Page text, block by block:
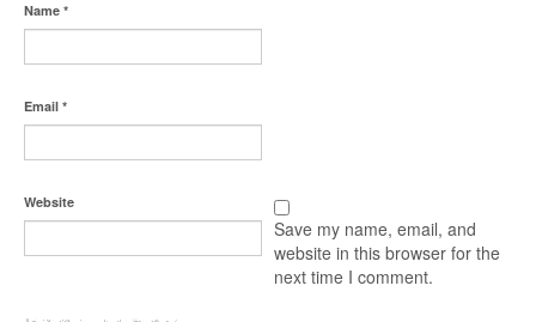
Name *
Email *
Website
Save my name, email, and
website in this browser for the
next time I comment.